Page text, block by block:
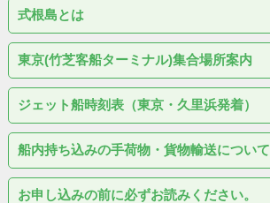
式根島とは
東京(竹芝客船ターミナル)集合場所案内
ジェット船時刻表（東京・久里浜発着）
船内持ち込みの手荷物・貨物輸送について
お申し込みの前に必ずお読みください。